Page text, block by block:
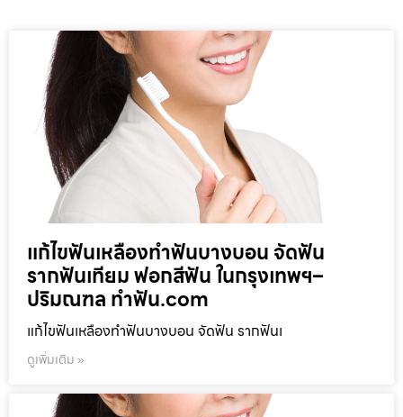
แก้ไขฟันเหลืองทำฟันบางบอน จัดฟัน
รากฟันเทียม ฟอกสีฟัน ในกรุงเทพฯ–
ปริมณฑล ทำฟัน.com
แก้ไขฟันเหลืองทำฟันบางบอน จัดฟัน รากฟันเ
ดูเพิ่มเติม »